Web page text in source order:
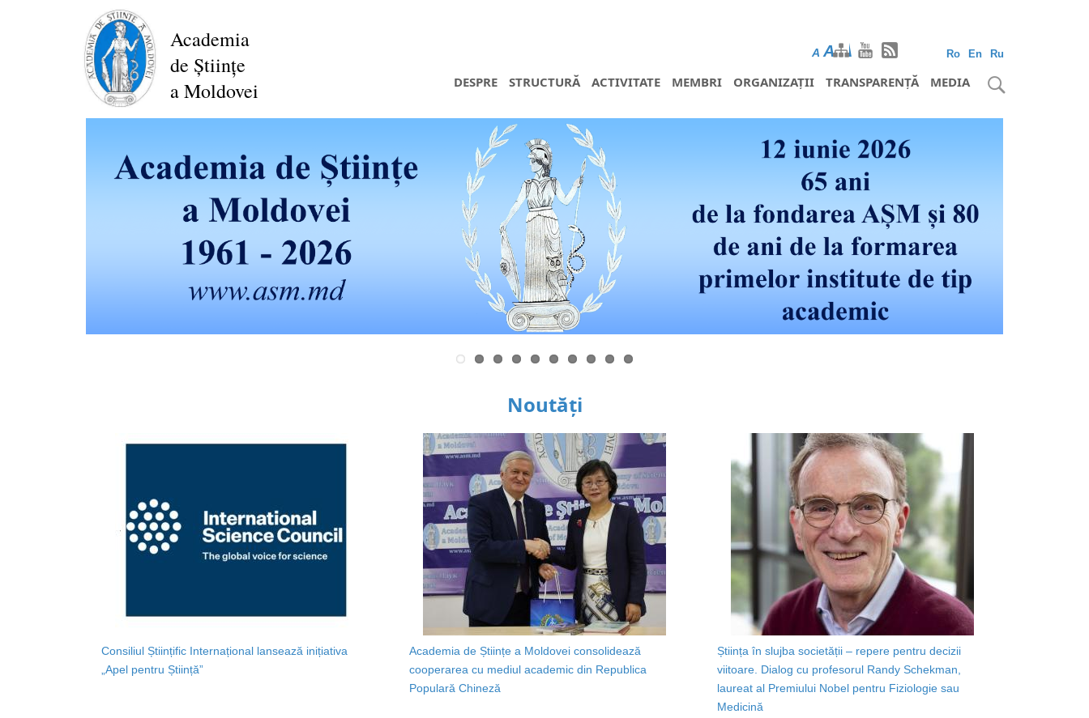
Academia
de Științe
a Moldovei
Ro En Ru
A AA
DESPRE STRUCTURĂ ACTIVITATE MEMBRI ORGANIZAȚII TRANSPARENȚĂ MEDIA
Noutăți
Consiliul Științific Internațional lansează inițiativa
„Apel pentru Știință”
Academia de Științe a Moldovei consolidează
cooperarea cu mediul academic din Republica
Populară Chineză
Știința în slujba societății – repere pentru decizii
viitoare. Dialog cu profesorul Randy Schekman,
laureat al Premiului Nobel pentru Fiziologie sau
Medicină